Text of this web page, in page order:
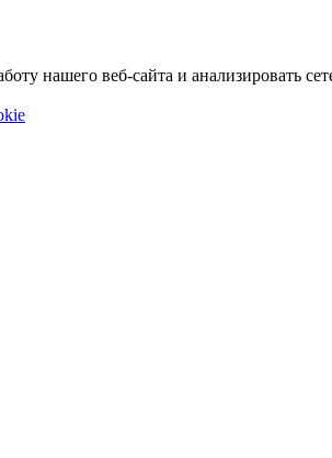
нашего веб-сайта и анализировать